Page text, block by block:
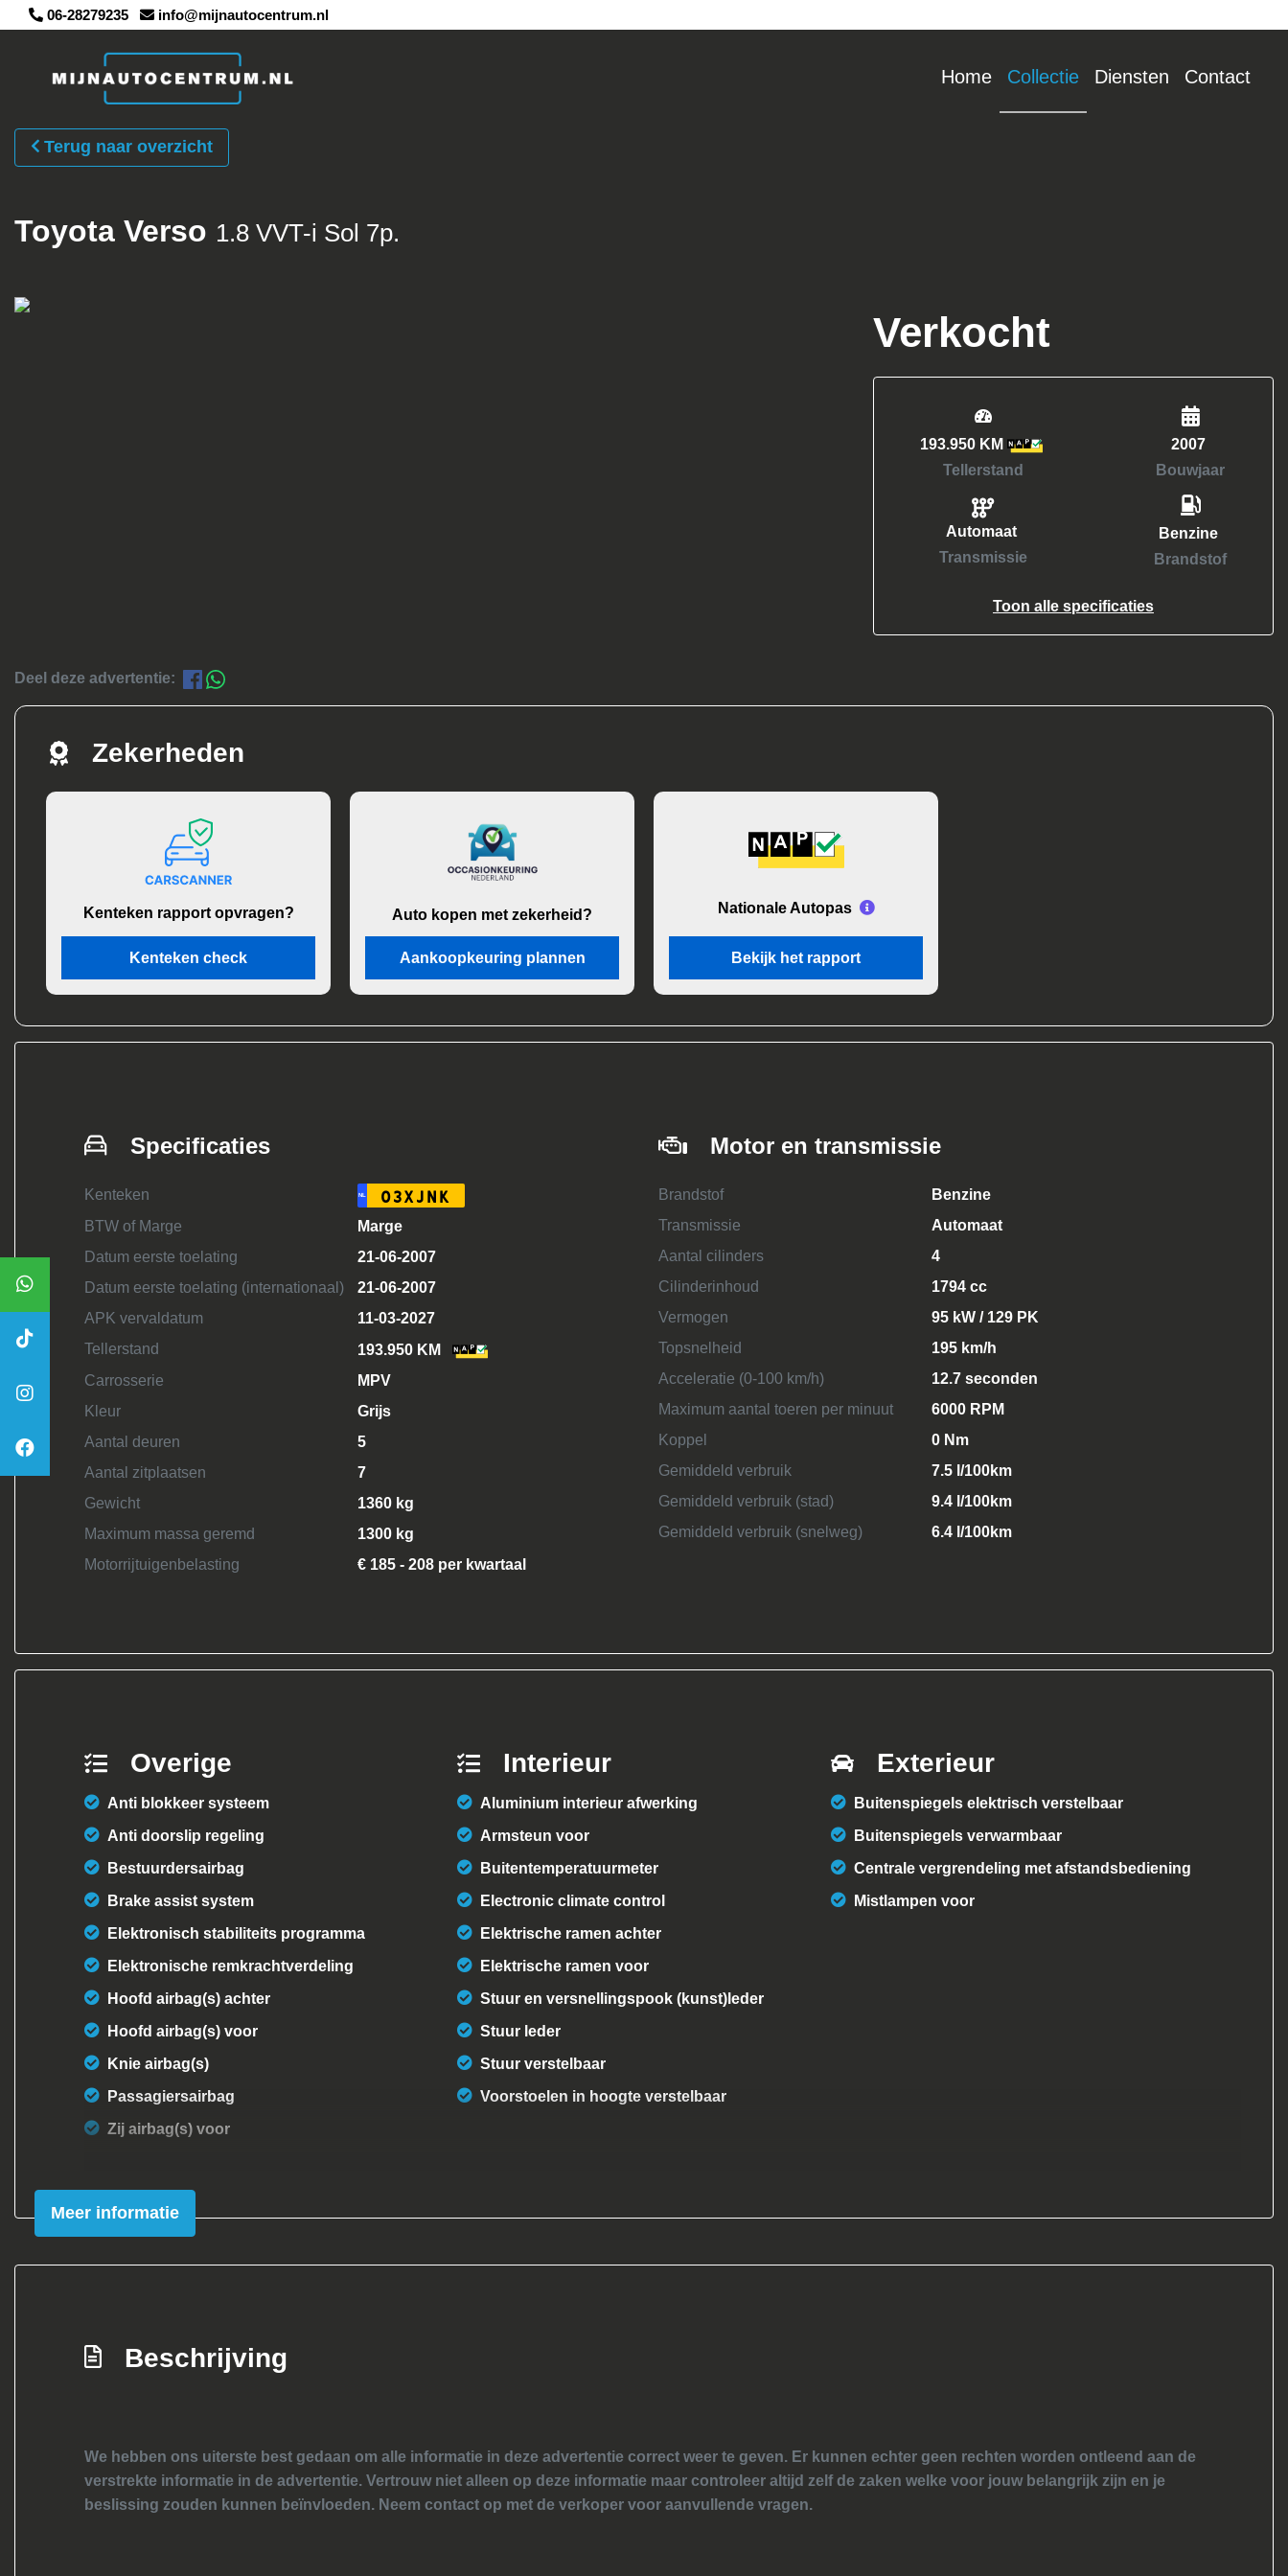
06-28279235 info@mijnautocentrum.nl
Home Collectie Diensten Contact
Terug naar overzicht
Toyota Verso 1.8 VVT-i Sol 7p.
Verkocht
193.950 KM
Tellerstand
Automaat
Transmissie
2007
Bouwjaar
Benzine
Brandstof
Toon alle specificaties
Deel deze advertentie:
Zekerheden
Kenteken rapport opvragen?
Kenteken check
Auto kopen met zekerheid?
Aankoopkeuring plannen
Nationale Autopas
Bekijk het rapport
Specificaties
Kenteken NL 03XJNK
BTW of Marge
Marge
Datum eerste toelating
21-06-2007
Datum eerste toelating (internationaal)
21-06-2007
APK vervaldatum
11-03-2027
Tellerstand
193.950 KM
Carrosserie
MPV
Kleur
Grijs
Aantal deuren
5
Aantal zitplaatsen
7
Gewicht
1360 kg
Maximum massa geremd
1300 kg
Motorrijtuigenbelasting
€ 185 - 208 per kwartaal
Motor en transmissie
Brandstof
Benzine
Transmissie
Automaat
Aantal cilinders
4
Cilinderinhoud
1794 cc
Vermogen
95 kW / 129 PK
Topsnelheid
195 km/h
Acceleratie (0-100 km/h)
12.7 seconden
Maximum aantal toeren per minuut
6000 RPM
Koppel
0 Nm
Gemiddeld verbruik
7.5 l/100km
Gemiddeld verbruik (stad)
9.4 l/100km
Gemiddeld verbruik (snelweg)
6.4 l/100km
Overige
Anti blokkeer systeem
Anti doorslip regeling
Bestuurdersairbag
Brake assist system
Elektronisch stabiliteits programma
Elektronische remkrachtverdeling
Hoofd airbag(s) achter
Hoofd airbag(s) voor
Knie airbag(s)
Passagiersairbag
Zij airbag(s) voor
Interieur
Aluminium interieur afwerking
Armsteun voor
Buitentemperatuurmeter
Electronic climate control
Elektrische ramen achter
Elektrische ramen voor
Stuur en versnellingspook (kunst)leder
Stuur leder
Stuur verstelbaar
Voorstoelen in hoogte verstelbaar
Exterieur
Buitenspiegels elektrisch verstelbaar
Buitenspiegels verwarmbaar
Centrale vergrendeling met afstandsbediening
Mistlampen voor
Meer informatie
Beschrijving
We hebben ons uiterste best gedaan om alle informatie in deze advertentie correct weer te geven. Er kunnen echter geen rechten worden ontleend aan de
verstrekte informatie in de advertentie. Vertrouw niet alleen op deze informatie maar controleer altijd zelf de zaken welke voor jouw belangrijk zijn en je
beslissing zouden kunnen beïnvloeden. Neem contact op met de verkoper voor aanvullende vragen.